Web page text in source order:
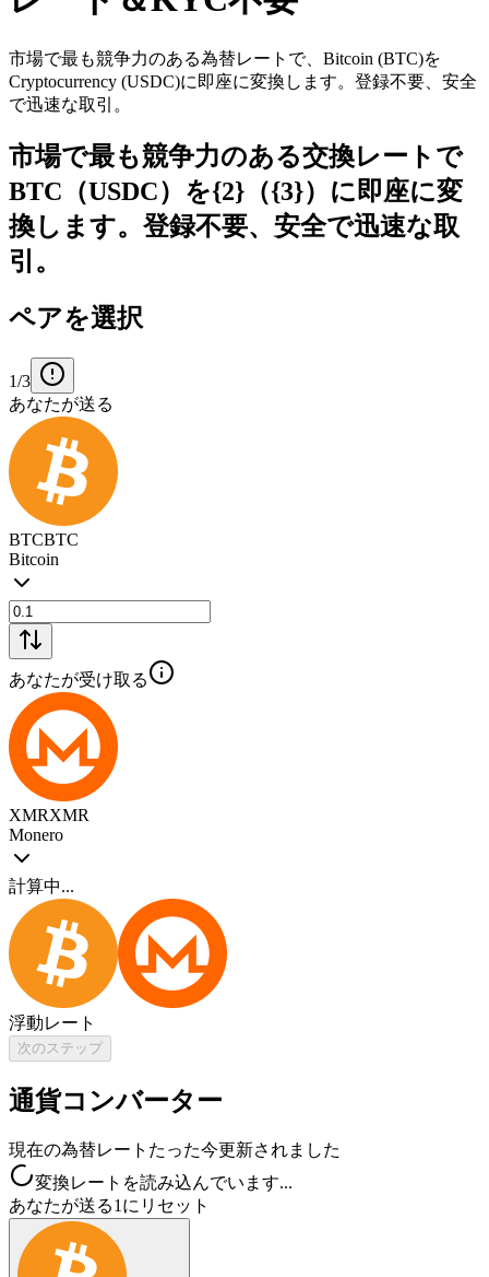
市場で最も競争力のある為替レートで、Bitcoin (BTC)を
Cryptocurrency (USDC)に即座に変換します。登録不要、安全
で迅速な取引。
市場で最も競争力のある交換レートで
BTC（USDC）を{2}（{3}）に即座に変
換します。登録不要、安全で迅速な取
引。
ペアを選択
1/3
あなたが送る
BTCBTC
Bitcoin
あなたが受け取る
XMRXMR
Monero
計算中...
浮動レート
次のステップ
通貨コンバーター
現在の為替レート たった今更新されました
変換レートを読み込んでいます...
あなたが送る1にリセット